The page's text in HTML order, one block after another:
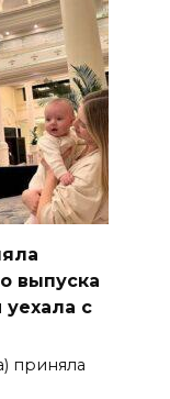
выпуска
с
приняла